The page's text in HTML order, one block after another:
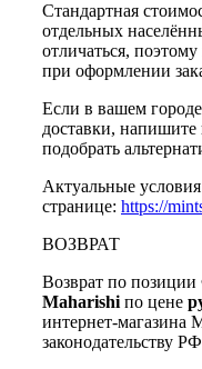
Стандартная
отдельных
отличаться,
при оформлении
Если в вашем
доставки, напишите
подобрать
Актуальные
странице: https://
ВОЗВРАТ
Возврат по позиции
Maharishi по цене
интернет-магазина
законодательству